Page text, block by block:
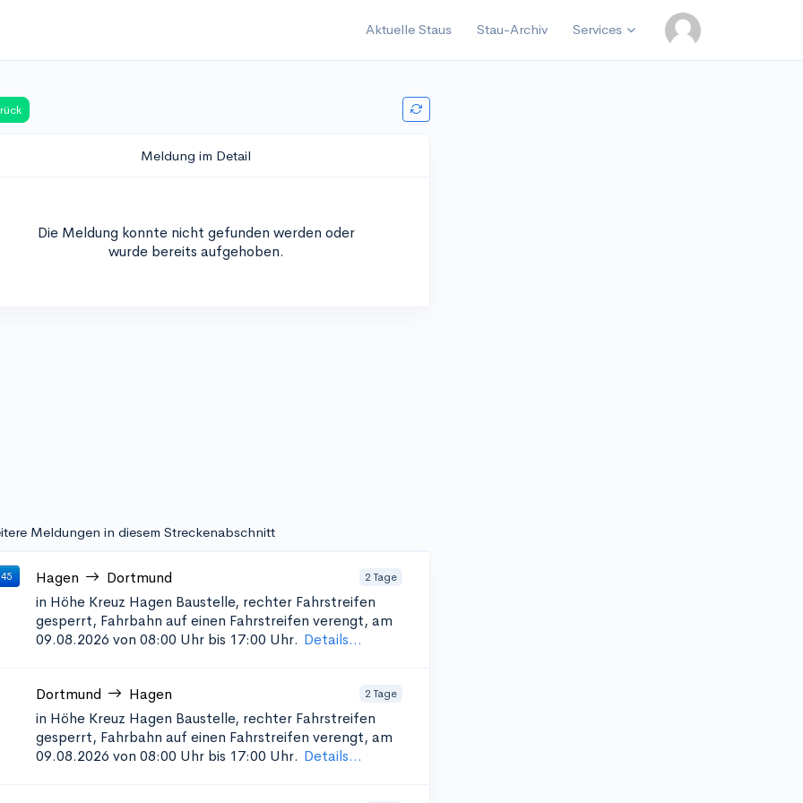
Aktuelle Staus Stau-Archiv Services
Meldung im Detail
Die Meldung konnte nicht gefunden werden oder
wurde bereits aufgehoben.
Meldungen in diesem Streckenabschnitt
Hagen Dortmund 2 Tage
in Höhe Kreuz Hagen Baustelle, rechter Fahrstreifen
gesperrt, Fahrbahn auf einen Fahrstreifen verengt, am
09.08.2026 von 08:00 Uhr bis 17:00 Uhr. Details...
Dortmund Hagen 2 Tage
in Höhe Kreuz Hagen Baustelle, rechter Fahrstreifen
gesperrt, Fahrbahn auf einen Fahrstreifen verengt, am
09.08.2026 von 08:00 Uhr bis 17:00 Uhr. Details...